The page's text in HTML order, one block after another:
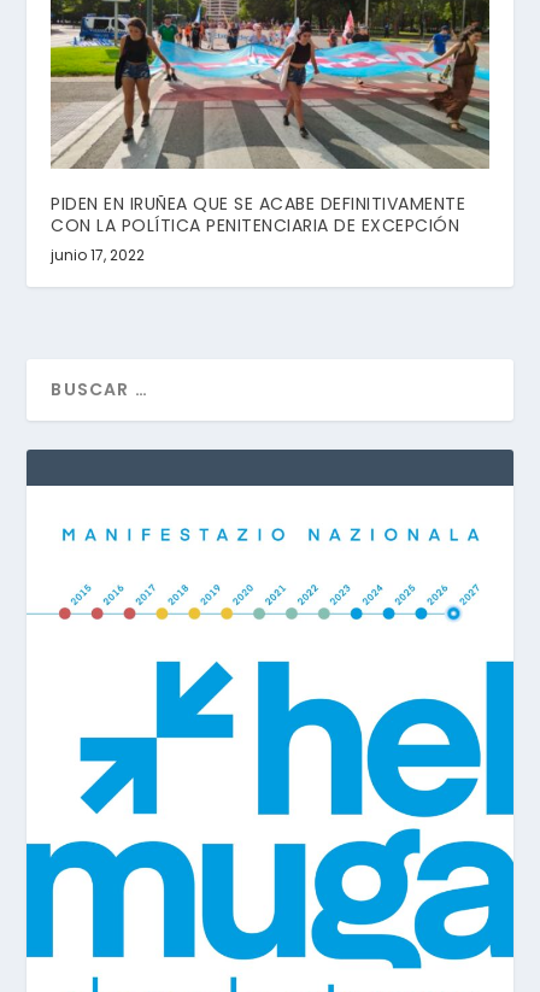
PIDEN EN IRUÑEA QUE SE ACABE DEFINITIVAMENTE
CON LA POLÍTICA PENITENCIARIA DE EXCEPCIÓN
junio 17, 2022